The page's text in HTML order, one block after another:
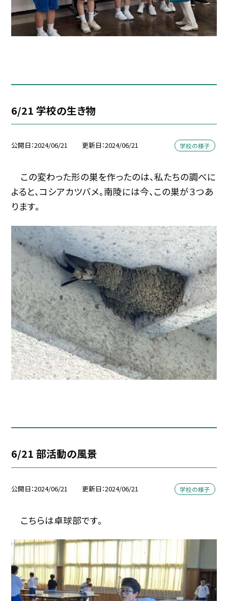
6/21 学校の生き物
公開日 2024/06/21 更新日 2024/06/21 学校の様子
この変わった形の巣を作ったのは、私たちの調べに
よると、コシアカツバメ。南陵には今、この巣が３つあ
ります。
6/21 部活動の風景
公開日 2024/06/21 更新日 2024/06/21 学校の様子
こちらは卓球部です。